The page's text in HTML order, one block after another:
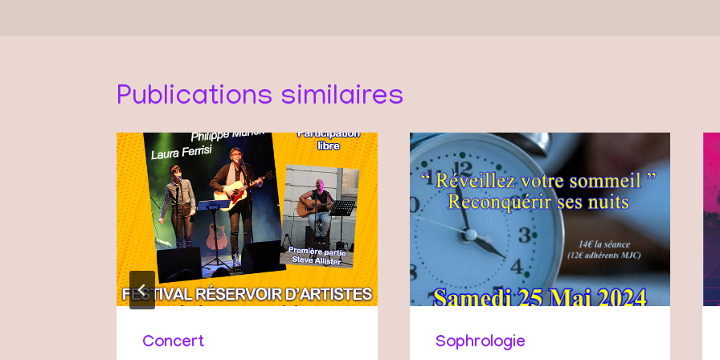
Publications similaires
Concert Sophrologie